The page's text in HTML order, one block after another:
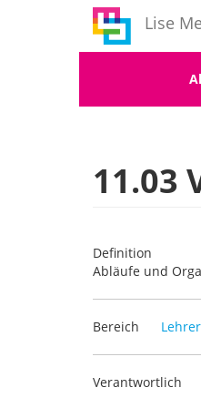
Lise
1
11.03
Definition
Abläufe und
Bereich
Verantwortlich